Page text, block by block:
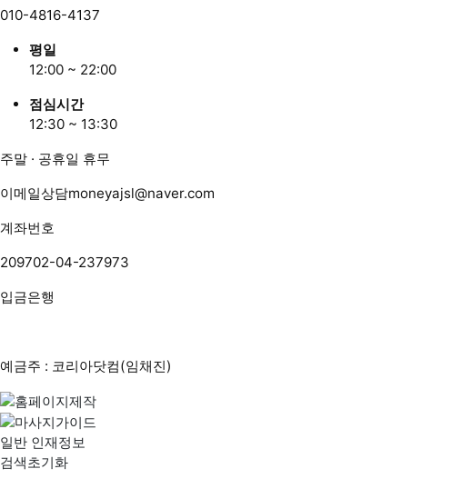
010-4816-4137
평일
12:00 ~ 22:00
점심시간
12:30 ~ 13:30
주말 · 공휴일 휴무
이메일상담moneyajsl@naver.com
계좌번호
209702-04-237973
입금은행
예금주 : 코리아닷컴(임채진)
일반 인재정보
검색초기화